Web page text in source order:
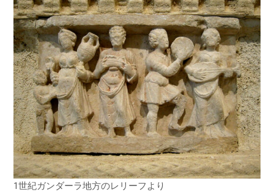
1世紀ガンダーラ地方のレリーフ より